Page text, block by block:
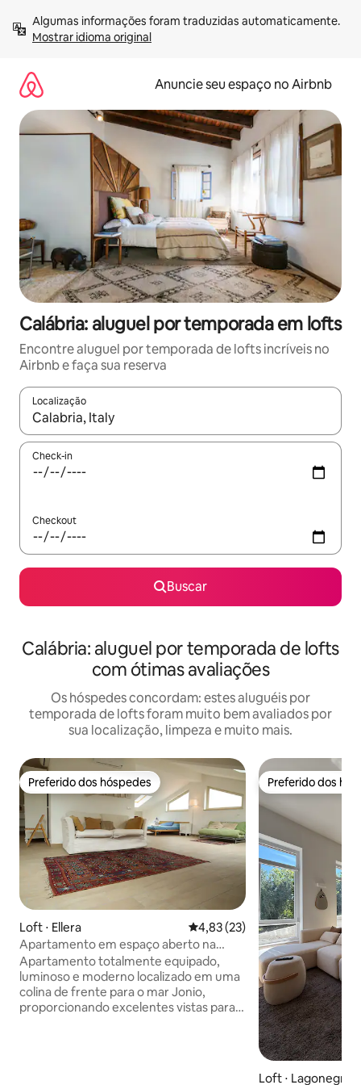
para
Mostrar idioma original
Anuncie seu espaço no Airbnb
Calábria: aluguel por temporada em lofts
Encontre aluguel por temporada de lofts incríveis no
Airbnb e faça sua reserva
Localização
Quando os resultados estiverem disponíveis, explore-os
Check-in
Checkout
Buscar
Calábria: aluguel por temporada de lofts
com ótimas avaliações
Os hóspedes concordam: estes aluguéis por
temporada de lofts foram muito bem avaliados por
sua localização, limpeza e muito mais.
Preferido dos hóspedes
Preferido dos hóspedes
Loft ⋅ Ellera 4,83 de uma avaliação média
4,83 (23)
Apartamento em espaço aberto na
costa de Jonio com vista para o mar
Apartamento totalmente equipado,
luminoso e moderno localizado em uma
colina de frente para o mar Jonio,
proporcionando excelentes vistas para o
Preferido dos
Preferido dos
Loft ⋅ Lagonegro